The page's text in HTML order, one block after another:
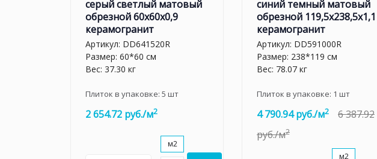
серый светлый матовый
обрезной 60x60x0,9
керамогранит
Артикул: DD641520R
Размер: 60*60 см
Вес: 37.30 кг
Плиток в упаковке: 5 шт
2 654.72 руб./м2
м2
синий темный матовый
обрезной 119,5x238,5x1,1
керамогранит
Артикул: DD591000R
Размер: 238*119 см
Вес: 78.07 кг
Плиток в упаковке: 1 шт
4 790.94 руб./м2
6 387.92
руб./м2
м2